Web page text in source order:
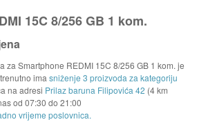
15C 8/256 GB 1 kom.
za Smartphone REDMI 15C 8/256 GB 1 kom. je
ima sniženje 3 proizvoda za kategoriju
na adresi Prilaz baruna Filipovića 42 (4 km
od 07:30 do 21:00
vrijeme poslovnica.